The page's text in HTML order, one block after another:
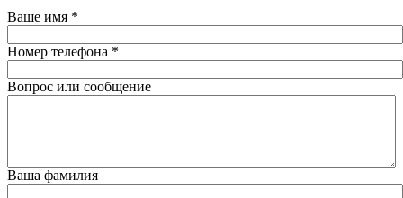
Ваше имя *
Номер телефона *
Вопрос или сообщение
Ваша фамилия